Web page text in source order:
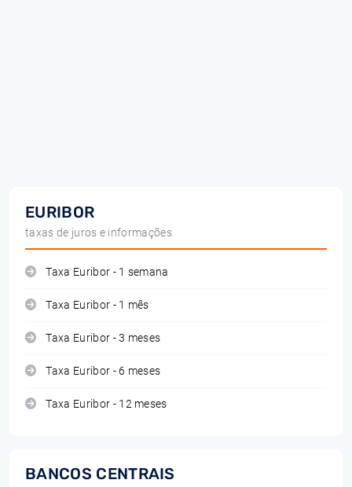
EURIBOR
taxas de juros e informações
Taxa Euribor - 1 semana
Taxa Euribor - 1 mês
Taxa Euribor - 3 meses
Taxa Euribor - 6 meses
Taxa Euribor - 12 meses
BANCOS CENTRAIS